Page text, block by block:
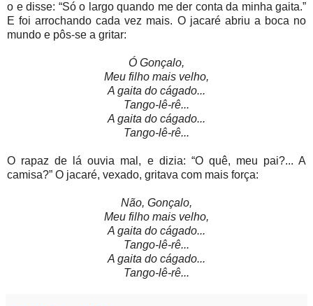
o e disse: “Só o largo quando me der conta da minha gaita.”
E foi arrochando cada vez mais. O jacaré abriu a boca no
mundo e pôs-se a gritar:
Ó Gonçalo,
Meu filho mais velho,
A gaita do cágado...
Tango-lê-rê...
A gaita do cágado...
Tango-lê-rê...
O rapaz de lá ouvia mal, e dizia: “O quê, meu pai?... A
camisa?” O jacaré, vexado, gritava com mais força:
Não, Gonçalo,
Meu filho mais velho,
A gaita do cágado...
Tango-lê-rê...
A gaita do cágado...
Tango-lê-rê...